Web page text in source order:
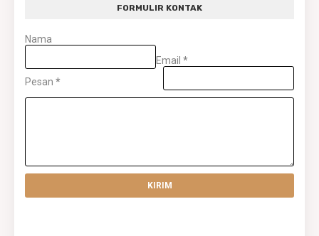
FORMULIR KONTAK
Nama
Email *
Pesan *